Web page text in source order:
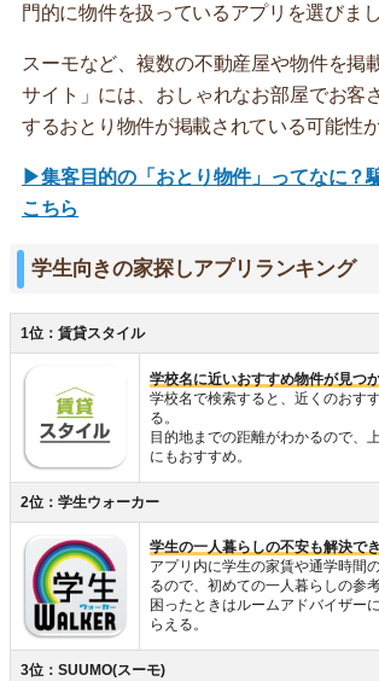
門的に物件を扱っているアプリを選びまし
スーモなど、複数の不動産屋や物件を掲
サイト」には、おしゃれなお部屋でお客
するおとり物件が掲載されている可能性が
▶集客目的の「おとり物件」ってなに？
こちら
学生向きの家探しアプリランキング
1位：賃貸スタイル
学校名に近いおすすめ物件が見つ
学校名で検索すると、近くのおす
る。
目的地までの距離がわかるので、
にもおすすめ。
2位：学生ウォーカー
学生の一人暮らしの不安も解決で
アプリ内に学生の家賃や通学時間
るので、初めての一人暮らしの参考
困ったときはルームアドバイザー
らえる。
3位：SUUMO(スーモ)